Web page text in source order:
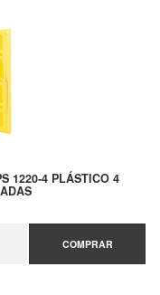
1220-4 PLÁSTICO 4
COMPRAR